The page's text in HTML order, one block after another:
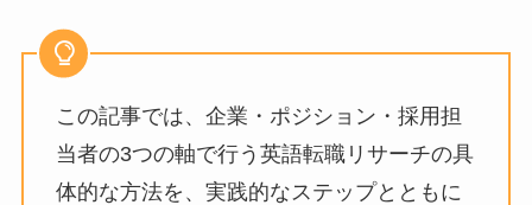
この記事では、企業・ポジション・採用担
当者の3つの軸で行う英語転職リサーチの具
体的な方法を、実践的なステップとともに